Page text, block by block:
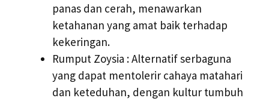
panas dan cerah, menawarkan
ketahanan yang amat baik terhadap
kekeringan.
Rumput Zoysia : Alternatif serbaguna
yang dapat mentolerir cahaya matahari
dan keteduhan, dengan kultur tumbuh